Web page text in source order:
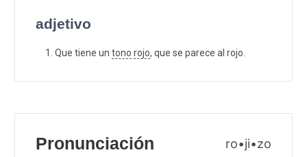
adjetivo
Que tiene un tono rojo, que se parece al rojo.
Pronunciación ro•ji•zo